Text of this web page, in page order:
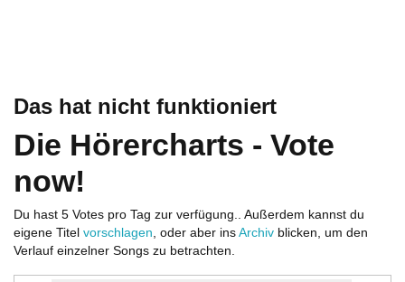
Das hat nicht funktioniert
Die Hörercharts - Vote
now!
Du hast 5 Votes pro Tag zur verfügung.. Außerdem kannst du
eigene Titel vorschlagen, oder aber ins Archiv blicken, um den
Verlauf einzelner Songs zu betrachten.